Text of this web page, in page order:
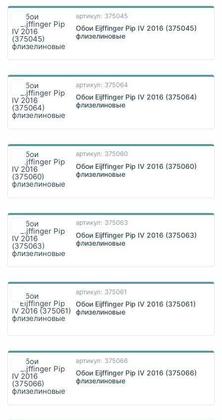
артикул: 375045
Обои Eijffinger Pip IV 2016 (375045)
флизелиновые
артикул: 375064
Обои Eijffinger Pip IV 2016 (375064)
флизелиновые
артикул: 375060
Обои Eijffinger Pip IV 2016 (375060)
флизелиновые
артикул: 375063
Обои Eijffinger Pip IV 2016 (375063)
флизелиновые
артикул: 375061
Обои Eijffinger Pip IV 2016 (375061)
флизелиновые
артикул: 375066
Обои Eijffinger Pip IV 2016 (375066)
флизелиновые